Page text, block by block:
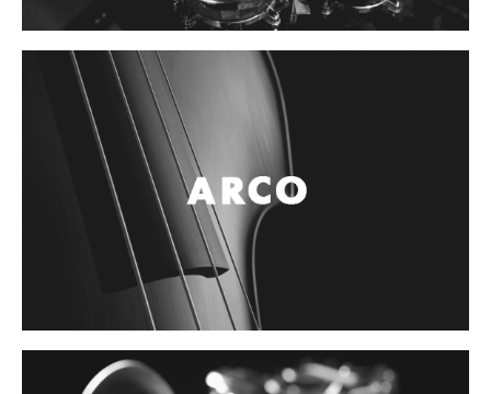
Corro y escenario
Instalaciones
Cámara, computadora y celular
Pedestales y soportes
Accesorios
Audio Profesional
Columnas pasivas
Amplificadores